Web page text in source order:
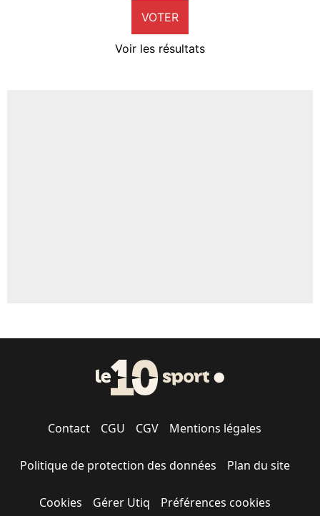
VOTER
Voir les résultats
Contact CGU CGV Mentions légales
Politique de protection des données Plan du site
Cookies Gérer Utiq Préférences cookies